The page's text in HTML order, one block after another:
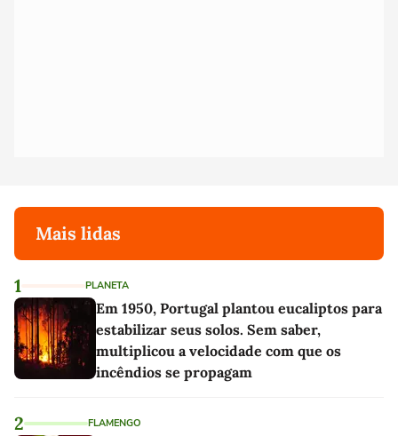
Mais lidas
1 PLANETA
Em 1950, Portugal plantou eucaliptos para
estabilizar seus solos. Sem saber,
multiplicou a velocidade com que os
incêndios se propagam
2 FLAMENGO